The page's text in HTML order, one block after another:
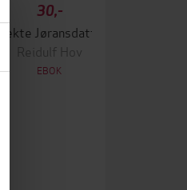
30,-
Ei ekte Jøransdatter
Reidulf Hov
EBOK